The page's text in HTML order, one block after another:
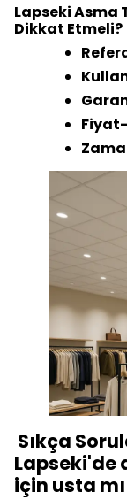
Lapseki Asma
Dikkat Etmeli?
Sıkça
Lapseki'de
için usta